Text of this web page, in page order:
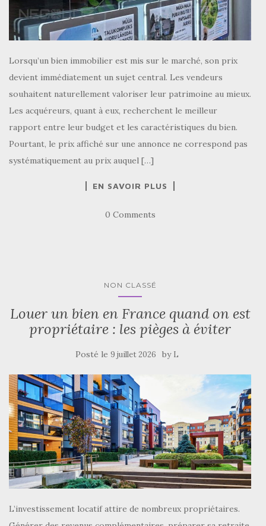
Lorsqu’un bien immobilier est mis sur le marché, son prix
devient immédiatement un sujet central. Les vendeurs
souhaitent naturellement valoriser leur patrimoine au mieux.
Les acquéreurs, quant à eux, recherchent le meilleur
rapport entre leur budget et les caractéristiques du bien.
Pourtant, le prix affiché sur une annonce ne correspond pas
systématiquement au prix auquel […]
EN SAVOIR PLUS
0 Comments
NON CLASSÉ
Louer un bien en France quand on est
propriétaire : les pièges à éviter
Posté le 9 juillet 2026 by L
L’investissement locatif attire de nombreux propriétaires.